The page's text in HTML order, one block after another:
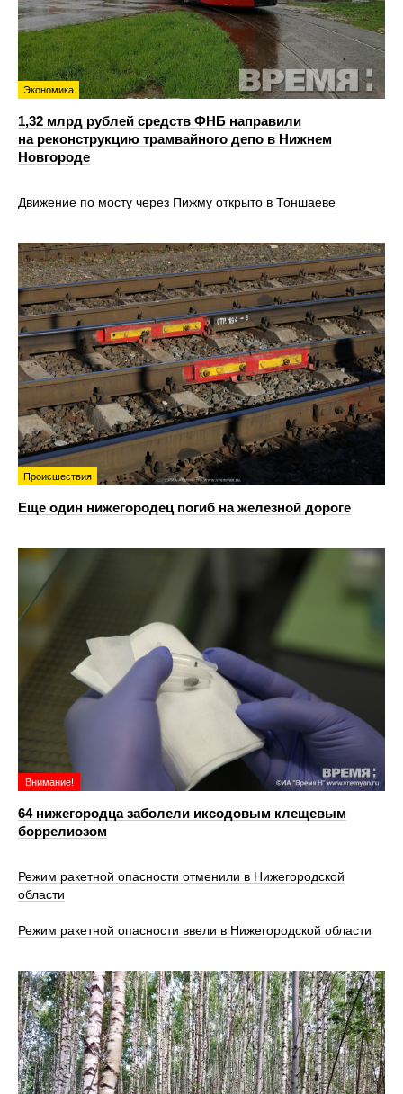
Экономика
1,32 млрд рублей средств ФНБ направили
на реконструкцию трамвайного депо в Нижнем
Новгороде
Движение по мосту через Пижму открыто в Тоншаеве
Происшествия
Еще один нижегородец погиб на железной дороге
Внимание!
64 нижегородца заболели иксодовым клещевым
боррелиозом
Режим ракетной опасности отменили в Нижегородской
области
Режим ракетной опасности ввели в Нижегородской области